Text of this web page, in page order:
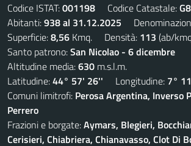
Codice ISTAT:001198 Codice Catastale:
Abitanti:938 al 31.12.2025
Superficie:8,56 Kmq. Densità: 113 (ab/
Santo patrono:San Nicolao - 6 dicembre
Altitudine media:630 m.s.l.m.
Latitudine:44° 57' 26'' Longitudine: 7°
Comuni limitrofi: Perosa Argentina, Inverso
Perrero
Frazioni e borgate:Aymars, Blegieri,
Cerisieri, Chiabriera, Chianavasso, Clot Di